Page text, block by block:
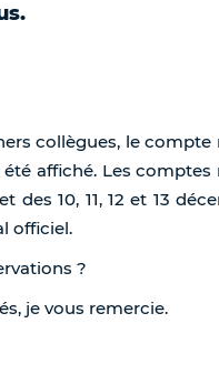
collègues, le
été affiché. Les
des 10, 11, 12 et 13
officiel.
?
je vous remercie.